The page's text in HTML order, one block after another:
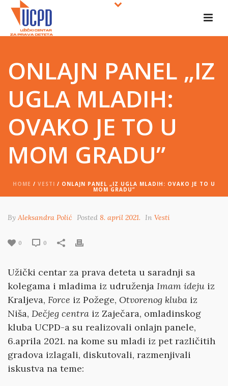
ONLAJN PANEL „IZ
UGLA MLADIH:
OVAKO JE TO U
MOM GRADU”
HOME / VESTI / ONLAJN PANEL „IZ UGLA MLADIH: OVAKO JE TO U
MOM GRADU”
By Aleksandra Polić Posted 8. april 2021. In Vesti
0 0
Užički centar za prava deteta u saradnji sa
kolegama i mladima iz udruženja Imam ideju iz
Kraljeva, Force iz Požege, Otvorenog kluba iz
Niša, Dečjeg centra iz Zaječara, omladinskog
kluba UCPD-a su realizovali onlajn panele,
6.aprila 2021. na kome su mladi iz pet različitih
gradova izlagali, diskutovali, razmenjivali
iskustva na teme: